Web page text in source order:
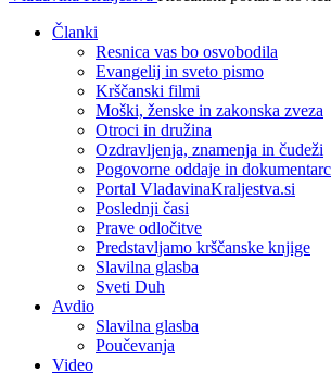
Članki
Resnica vas bo osvobodila
Evangelij in sveto pismo
Krščanski filmi
Moški, ženske in zakonska zveza
Otroci in družina
Ozdravljenja, znamenja in čudeži
Pogovorne oddaje in
Portal VladavinaKraljestva.si
Poslednji časi
Prave odločitve
Predstavljamo krščanske knjige
Slavilna glasba
Sveti Duh
Avdio
Slavilna glasba
Poučevanja
Video